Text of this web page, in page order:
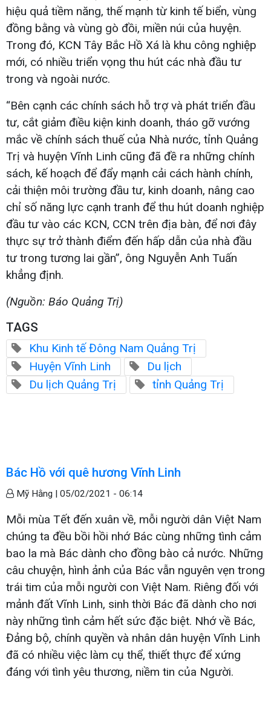
hiệu quả tiềm năng, thế mạnh từ kinh tế biển, vùng
đồng bằng và vùng gò đồi, miền núi của huyện.
Trong đó, KCN Tây Bắc Hồ Xá là khu công nghiệp
mới, có nhiều triển vọng thu hút các nhà đầu tư
trong và ngoài nước.
“Bên cạnh các chính sách hỗ trợ và phát triển đầu
tư, cắt giảm điều kiện kinh doanh, tháo gỡ vướng
mắc về chính sách thuế của Nhà nước, tỉnh Quảng
Trị và huyện Vĩnh Linh cũng đã đề ra những chính
sách, kế hoạch để đẩy mạnh cải cách hành chính,
cải thiện môi trường đầu tư, kinh doanh, nâng cao
chỉ số năng lực cạnh tranh để thu hút doanh nghiệp
đầu tư vào các KCN, CCN trên địa bàn, để nơi đây
thực sự trở thành điểm đến hấp dẫn của nhà đầu
tư trong tương lai gần”, ông Nguyễn Anh Tuấn
khẳng định.
(Nguồn: Báo Quảng Trị)
TAGS
Khu Kinh tế Đông Nam Quảng Trị
Huyện Vĩnh Linh
Du lịch
Du lịch Quảng Trị
tỉnh Quảng Trị
Bác Hồ với quê hương Vĩnh Linh
Mỹ Hằng | 05/02/2021 - 06:14
Mỗi mùa Tết đến xuân về, mỗi người dân Việt Nam
chúng ta đều bồi hồi nhớ Bác cùng những tình cảm
bao la mà Bác dành cho đồng bào cả nước. Những
câu chuyện, hình ảnh của Bác vẫn nguyên vẹn trong
trái tim của mỗi người con Việt Nam. Riêng đối với
mảnh đất Vĩnh Linh, sinh thời Bác đã dành cho nơi
này những tình cảm hết sức đặc biệt. Nhớ về Bác,
Đảng bộ, chính quyền và nhân dân huyện Vĩnh Linh
đã có nhiều việc làm cụ thể, thiết thực để xứng
đáng với tình yêu thương, niềm tin của Người.